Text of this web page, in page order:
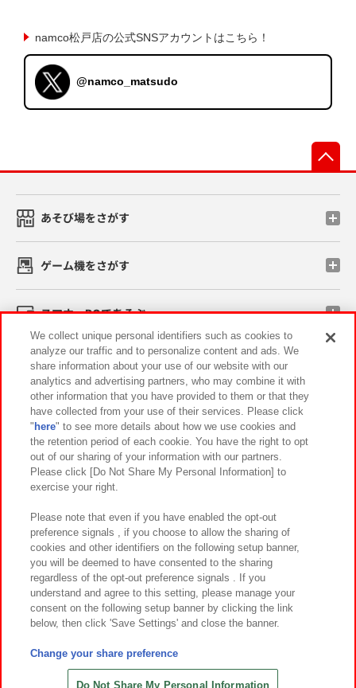
namco松戸店の公式SNSアカウントはこちら！
@namco_matsudo
あそび場をさがす
ゲーム機をさがす
スマホ・PCであそぶ
イベント・キャンペーン
関連会社 サステナビリティ サイトポリシー
プライバシーポリシー ウェブアクセシビリティ方針と検証結果
お取引先さまとともに
カスタマーハラスメント対応方針 よくあるご質問・お問い合わせ
©Bandai Namco Amusement Inc.
©Bandai Namco Amusement Lab Inc.
©HANAYASHIKI Co., Ltd. All Rights Reserved.
We collect unique personal identifiers such as cookies to
analyze our traffic and to personalize content and ads. We
share information about your use of our website with our
analytics and advertising partners, who may combine it with
other information that you have provided to them or that they
have collected from your use of their services. Please click
" here" to see more details about how we use cookies and
the retention period of each cookie. You have the right to opt
out of our sharing of your information with our partners.
Please click [Do Not Share My Personal Information] to
exercise your right.
Please note that even if you have enabled the opt-out
preference signals , if you choose to allow the sharing of
cookies and other identifiers on the following setup banner,
you will be deemed to have consented to the sharing
regardless of the opt-out preference signals . If you
understand and agree to this setting, please manage your
consent on the following setup banner by clicking the link
below, then click 'Save Settings' and close the banner.
Change your share preference
Do Not Share My Personal Information